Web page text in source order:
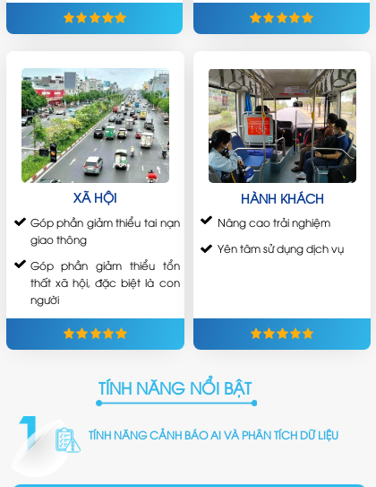
XÃ HỘI HÀNH KHÁCH
Góp phần giảm thiểu tai nạn
giao thông
Góp phần giảm thiểu tổn
thất xã hội, đặc biệt là con
người
Nâng cao trải nghiệm
Yên tâm sử dụng dịch vụ
TÍNH NĂNG CẢNH BÁO AI VÀ PHÂN TÍCH DỮ LIỆU
TÍNH NĂNG NỔI BẬT